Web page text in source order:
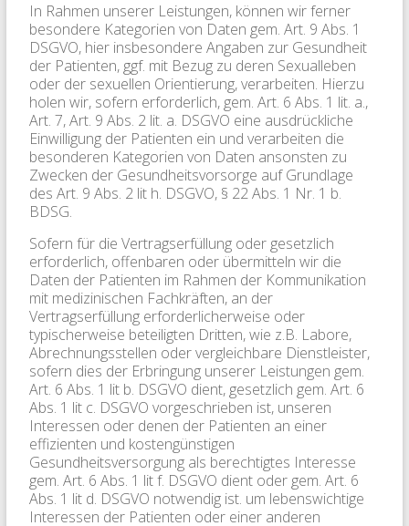
In Rahmen unserer Leistungen, können wir ferner
besondere Kategorien von Daten gem. Art. 9 Abs. 1
DSGVO, hier insbesondere Angaben zur Gesundheit
der Patienten, ggf. mit Bezug zu deren Sexualleben
oder der sexuellen Orientierung, verarbeiten. Hierzu
holen wir, sofern erforderlich, gem. Art. 6 Abs. 1 lit. a.,
Art. 7, Art. 9 Abs. 2 lit. a. DSGVO eine ausdrückliche
Einwilligung der Patienten ein und verarbeiten die
besonderen Kategorien von Daten ansonsten zu
Zwecken der Gesundheitsvorsorge auf Grundlage
des Art. 9 Abs. 2 lit h. DSGVO, § 22 Abs. 1 Nr. 1 b.
BDSG.
Sofern für die Vertragserfüllung oder gesetzlich
erforderlich, offenbaren oder übermitteln wir die
Daten der Patienten im Rahmen der Kommunikation
mit medizinischen Fachkräften, an der
Vertragserfüllung erforderlicherweise oder
typischerweise beteiligten Dritten, wie z.B. Labore,
Abrechnungsstellen oder vergleichbare Dienstleister,
sofern dies der Erbringung unserer Leistungen gem.
Art. 6 Abs. 1 lit b. DSGVO dient, gesetzlich gem. Art. 6
Abs. 1 lit c. DSGVO vorgeschrieben ist, unseren
Interessen oder denen der Patienten an einer
effizienten und kostengünstigen
Gesundheitsversorgung als berechtigtes Interesse
gem. Art. 6 Abs. 1 lit f. DSGVO dient oder gem. Art. 6
Abs. 1 lit d. DSGVO notwendig ist. um lebenswichtige
Interessen der Patienten oder einer anderen